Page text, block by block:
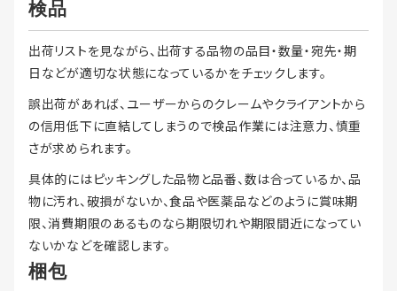
検品
出荷リストを見ながら、出荷する品物の品目・数量・宛先・期
日などが適切な状態になっているかをチェックします。
誤出荷があれば、ユーザーからのクレームやクライアントから
の信用低下に直結してしまうので検品作業には注意力、慎重
さが求められます。
具体的にはピッキングした品物と品番、数は合っているか、品
物に汚れ、破損がないか、食品や医薬品などのように賞味期
限、消費期限のあるものなら期限切れや期限間近になってい
ないかなどを確認します。
梱包